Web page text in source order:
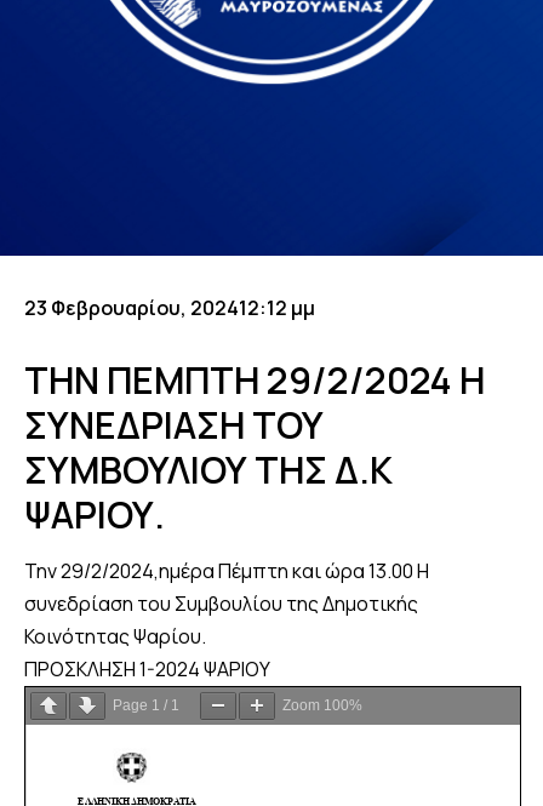
23 Φεβρουαρίου, 202412:12 μμ
ΤΗΝ ΠΕΜΠΤΗ 29/2/2024 Η
ΣΥΝΕΔΡΙΑΣΗ ΤΟΥ
ΣΥΜΒΟΥΛΙΟΥ ΤΗΣ Δ.Κ
ΨΑΡΙΟΥ.
Την 29/2/2024,ημέρα Πέμπτη και ώρα 13.00 Η
συνεδρίαση του Συμβουλίου της Δημοτικής
Κοινότητας Ψαρίου.
ΠΡΟΣΚΛΗΣΗ 1-2024 ΨΑΡΙΟΥ
Page 1 / 1 Zoom 100%